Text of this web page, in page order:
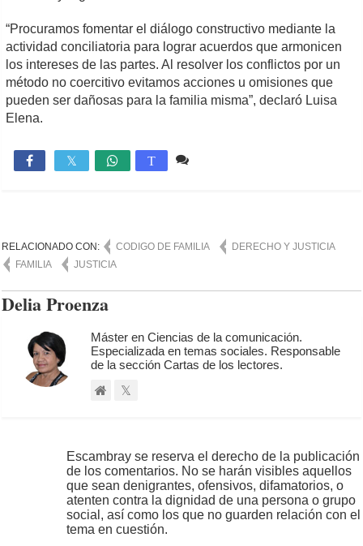
“Procuramos fomentar el diálogo constructivo mediante la
actividad conciliatoria para lograr acuerdos que armonicen
los intereses de las partes. Al resolver los conflictos por un
método no coercitivo evitamos acciones u omisiones que
pueden ser dañosas para la familia misma”, declaró Luisa
Elena.
 T
RELACIONADO CON: CODIGO DE FAMILIA
DERECHO Y JUSTICIA
FAMILIA
JUSTICIA
Delia Proenza
Máster en Ciencias de la comunicación.
Especializada en temas sociales. Responsable
de la sección Cartas de los lectores.
Escambray se reserva el derecho de la publicación
de los comentarios. No se harán visibles aquellos
que sean denigrantes, ofensivos, difamatorios, o
atenten contra la dignidad de una persona o grupo
social, así como los que no guarden relación con el
tema en cuestión.